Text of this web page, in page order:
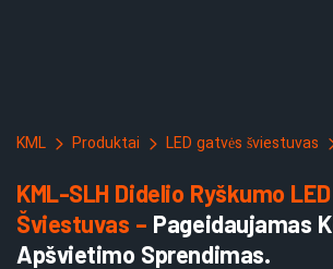
KML Produktai LED gatvės šviestuvas
KML-SLH Didelio Ryškumo
Šviestuvas – Pageidaujamas
Apšvietimo Sprendimas.